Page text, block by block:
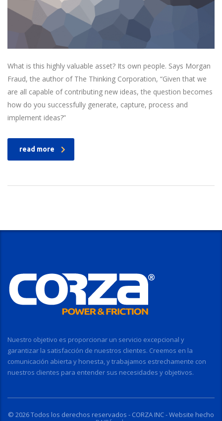
What is this highly valuable asset? Its own people. Says Morgan
Fraud, the author of The Thinking Corporation, “Given that we
are all capable of contributing new ideas, the question becomes
how do you successfully generate, capture, process and
implement ideas?”
read more
Nuestro objetivo es proporcionar un servicio excepcional y
garantizar la satisfacción de nuestros clientes. Creemos en la
comunicación abierta y honesta, y trabajamos estrechamente con
nuestros clientes para entender sus necesidades y objetivos.
© 2026Todos los derechos reservados - CORZA INC -Website hecho